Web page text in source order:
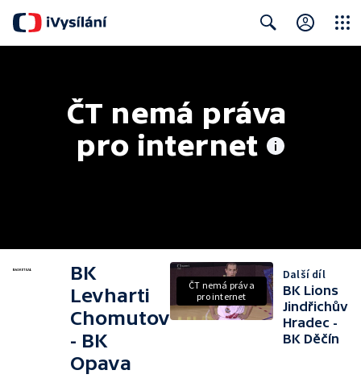
ČT nemá práva
pro internet
BK
Levharti
Chomutov
- BK
Opava
ČT nemá práva
pro internet
Další díl
BK Lions
Jindřichův
Hradec -
BK Děčín